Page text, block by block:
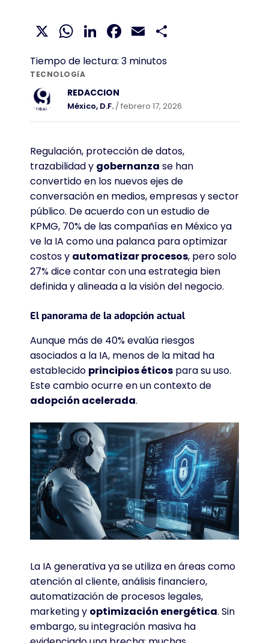
X WhatsApp
LinkedIn
Facebook
Email
Tiempo de lectura: 3 minutos
TECNOLOGíA
REDACCION
México, D.F. / febrero 17, 2026
Regulación, protección de datos,
trazabilidad y gobernanza se han
convertido en los nuevos ejes de
conversación en medios, empresas y sector
público. De acuerdo con un estudio de
KPMG, 70% de las compañías en México ya
ve la IA como una palanca para optimizar
costos y automatizar procesos, pero solo
27% dice contar con una estrategia bien
definida y alineada a la visión del negocio.
El panorama de la adopción actual
Aunque más de 40% evalúa riesgos
asociados a la IA, menos de la mitad ha
establecido principios éticos para su uso.
Este cambio ocurre en un contexto de
adopción acelerada.
La IA generativa ya se utiliza en áreas como
atención al cliente, análisis financiero,
automatización de procesos legales,
marketing y optimización energética. Sin
embargo, su integración masiva ha